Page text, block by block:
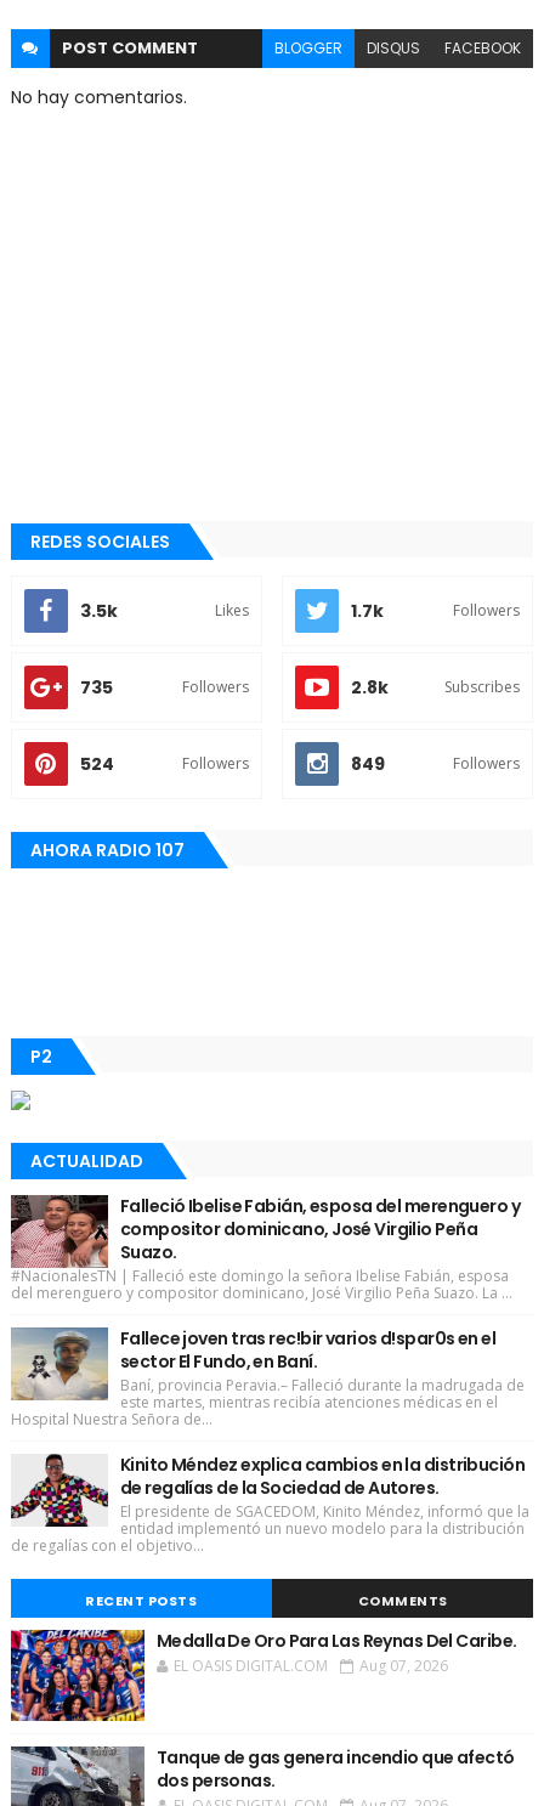
POST COMMENT BLOGGER DISQUS FACEBOOK
No hay comentarios.
REDES SOCIALES
3.5k Likes 1.7k Followers
735 Followers 2.8k Subscribes
524 Followers 849 Followers
AHORA RADIO 107
P2
ACTUALIDAD
Falleció Ibelise Fabián, esposa del merenguero y
compositor dominicano, José Virgilio Peña
Suazo.
#NacionalesTN | Falleció este domingo la señora Ibelise Fabián, esposa
del merenguero y compositor dominicano, José Virgilio Peña Suazo. La ...
Fallece joven tras rec!bir varios d!spar0s en el
sector El Fundo, en Baní.
Baní, provincia Peravia.– Falleció durante la madrugada de
este martes, mientras recibía atenciones médicas en el
Hospital Nuestra Señora de...
Kinito Méndez explica cambios en la distribución
de regalías de la Sociedad de Autores.
El presidente de SGACEDOM, Kinito Méndez, informó que la
entidad implementó un nuevo modelo para la distribución
de regalías con el objetivo...
RECENT POSTS COMMENTS
Medalla De Oro Para Las Reynas Del Caribe.
EL OASIS DIGITAL.COM Aug 07, 2026
Tanque de gas genera incendio que afectó
dos personas.